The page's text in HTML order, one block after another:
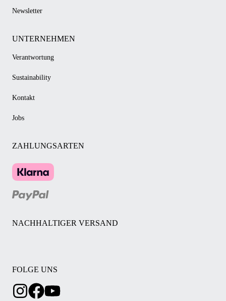
Newsletter
UNTERNEHMEN
Verantwortung
Sustainability
Kontakt
Jobs
ZAHLUNGSARTEN
NACHHALTIGER VERSAND
FOLGE UNS